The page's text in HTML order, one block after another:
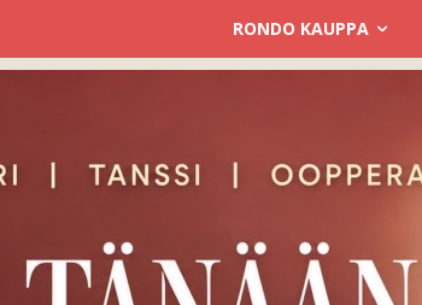
RONDO KAUPPA